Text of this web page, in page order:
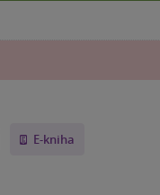
E-kniha